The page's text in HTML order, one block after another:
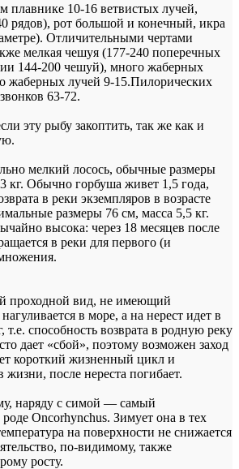
плавнике 10-16 ветвистых лучей,
рядов), рот большой и конечный, икра
Отличительными чертами
мелкая чешуя (177-240 поперечных
144-200 чешуй), много жаберных
жаберных лучей 9-15.Пилорических
63-72.
эту рыбу закоптить, так же как и
мелкий лосось, обычные размеры
кг. Обычно горбуша живет 1,5 года,
в реки экземпляров в возрасте
размеры 76 см, масса 5,5 кг.
высока: через 18 месяцев после
в реки для первого (и
проходной вид, не имеющий
в море, а на нерест идет в
способность возврата в родную реку
дает «сбой», поэтому возможен заход
короткий жизненный цикл и
жизни, после нереста погибает.
наряду с симой — самый
Oncorhynchus. Зимует она в тех
на поверхности не снижается
по-видимому, также
росту.